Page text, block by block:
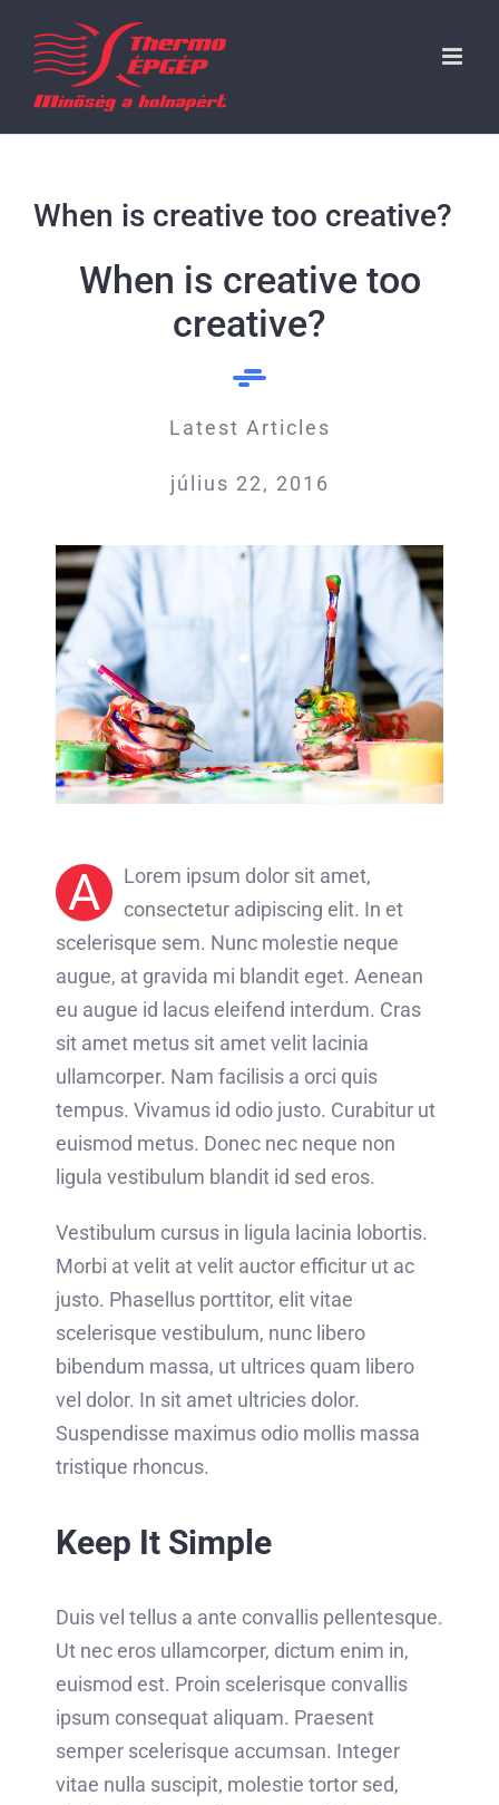
When is creative too creative?
When is creative too
creative?
Latest Articles
július 22, 2016
A
Lorem ipsum dolor sit amet,
consectetur adipiscing elit. In et
scelerisque sem. Nunc molestie neque
augue, at gravida mi blandit eget. Aenean
eu augue id lacus eleifend interdum. Cras
sit amet metus sit amet velit lacinia
ullamcorper. Nam facilisis a orci quis
tempus. Vivamus id odio justo. Curabitur ut
euismod metus. Donec nec neque non
ligula vestibulum blandit id sed eros.
Vestibulum cursus in ligula lacinia lobortis.
Morbi at velit at velit auctor efficitur ut ac
justo. Phasellus porttitor, elit vitae
scelerisque vestibulum, nunc libero
bibendum massa, ut ultrices quam libero
vel dolor. In sit amet ultricies dolor.
Suspendisse maximus odio mollis massa
tristique rhoncus.
Keep It Simple
Duis vel tellus a ante convallis pellentesque.
Ut nec eros ullamcorper, dictum enim in,
euismod est. Proin scelerisque convallis
ipsum consequat aliquam. Praesent
semper scelerisque accumsan. Integer
vitae nulla suscipit, molestie tortor sed,